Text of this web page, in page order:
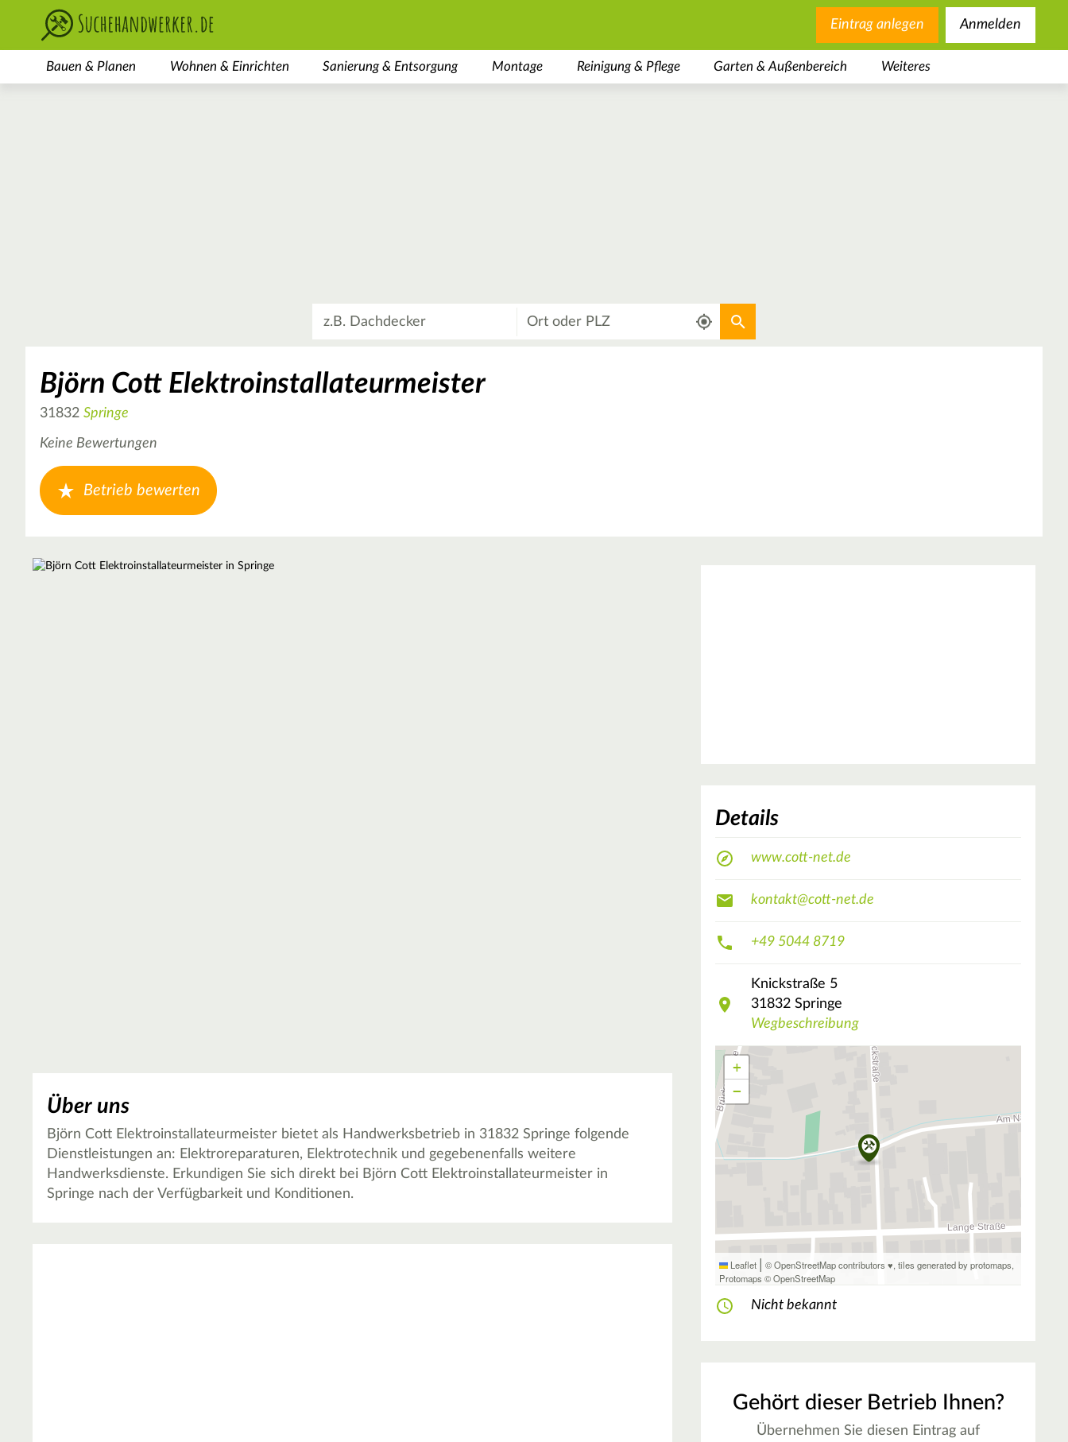
Eintrag anlegen Anmelden
Bauen & Planen Wohnen & Einrichten Sanierung & Entsorgung Montage Reinigung & Pflege Garten & Außenbereich Weiteres
Aktuellen Standort verwenden
Björn Cott Elektroinstallateurmeister
31832 Springe
Keine Bewertungen
Betrieb bewerten
Über uns
Björn Cott Elektroinstallateurmeister bietet als Handwerksbetrieb in 31832 Springe folgende
Dienstleistungen an: Elektroreparaturen, Elektrotechnik und gegebenenfalls weitere
Handwerksdienste. Erkundigen Sie sich direkt bei Björn Cott Elektroinstallateurmeister in
Springe nach der Verfügbarkeit und Konditionen.
Details
www.cott-net.de
kontakt@cott-net.de
+49 5044 8719
Knickstraße 5
31832 Springe
Wegbeschreibung
+
−
Leaflet | © OpenStreetMap contributors ♥,tiles generated by protomaps,
Protomaps ©OpenStreetMap
Nicht bekannt
Gehört dieser Betrieb Ihnen?
Übernehmen Sie diesen Eintrag auf